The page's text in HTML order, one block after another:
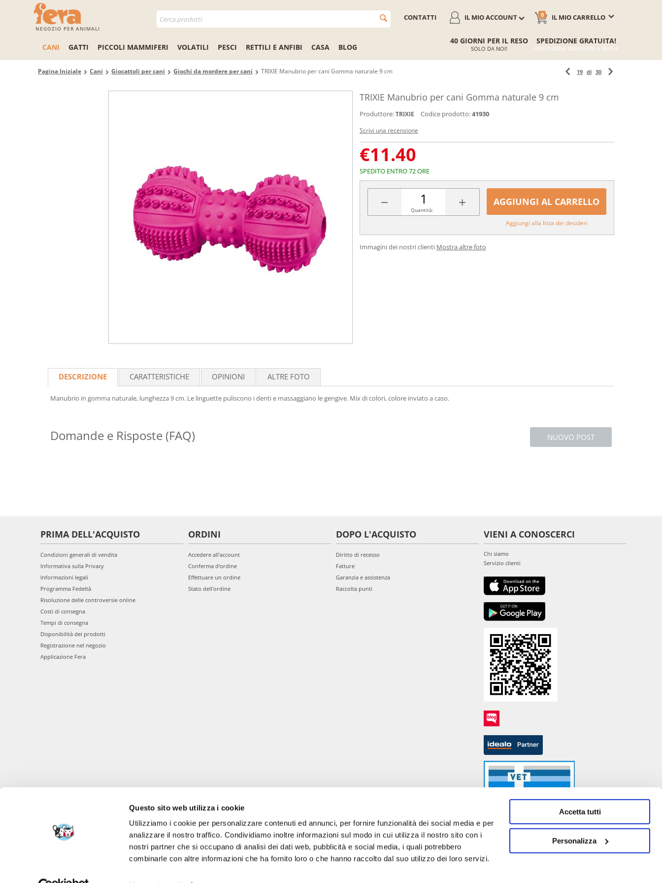
Questo sito web utilizza i cookie
Utilizziamo i cookie per personalizzare contenuti ed annunci, per fornire funzionalità dei social media e per
analizzare il nostro traffico. Condividiamo inoltre informazioni sul modo in cui utilizza il nostro sito con i
nostri partner che si occupano di analisi dei dati web, pubblicità e social media, i quali potrebbero
combinarle con altre informazioni che ha fornito loro o che hanno raccolto dal suo utilizzo dei loro servizi.
Accetta tutti
Personalizza
NEGOZIO PER ANIMALI
IL MIO CARRELLO
0
IL MIO ACCOUNT
CONTATTI
CANI GATTI PICCOLI MAMMIFERI VOLATILI PESCI RETTILI E ANFIBI CASA BLOG
40 GIORNI PER IL RESO
SOLO DA NOI!
SPEDIZIONE GRATUITA!
*PER ORDINI SUPERIORI A 49 EUR
Pagina Iniziale Cani Giocattoli per cani Giochi da mordere per cani TRIXIE Manubrio per cani Gomma naturale 9 cm 19 di 30
TRIXIE Manubrio per cani Gomma naturale 9 cm
Produttore: TRIXIE Codice prodotto:41930
Scrivi una recensione
€11.40
SPEDITO ENTRO 72 ORE
− +
Quantità:
AGGIUNGI AL CARRELLO
Aggiungi alla lista dei desideri
Immagini dei nostri clienti Mostra altre foto
DESCRIZIONE CARATTERISTICHE OPINIONI ALTRE FOTO
Manubrio in gomma naturale, lunghezza 9 cm. Le linguette puliscono i denti e massaggiano le gengive. Mix di colori, colore inviato a caso.
NUOVO POST
Domande e Risposte (FAQ)
PRIMA DELL'ACQUISTO
Condizioni generali di vendita
Informativa sulla Privacy
Informazioni legali
Programma Fedeltà
Risoluzione delle controversie online
Costi di consegna
Tempi di consegna
Disponibilità dei prodotti
Registrazione nel negozio
Applicazione Fera
ORDINI
Accedere all'account
Conferma d'ordine
Effettuare un ordine
Stato dell'ordine
DOPO L'ACQUISTO
Diritto di recesso
Fatture
Garanzia e assistenza
Raccolta punti
VIENI A CONOSCERCI
Chi siamo
Servizio clienti
FERA 24 UG Sede legale: Blankenfelder Dorfstraße 94 15827 Blankenfelde-Mahlow (Germania) - P.IVA DE317667035
*